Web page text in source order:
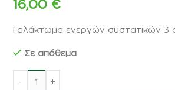
16,00 €
Γαλάκτωμα ενεργών συστατικών 3
Σε απόθεμα